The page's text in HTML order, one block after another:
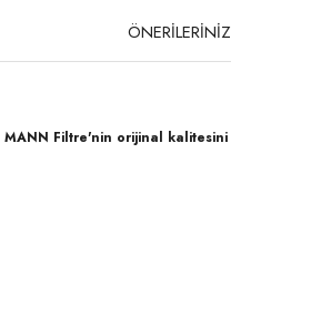
ÖNERİLERİNİZ
MANN Filtre'nin orijinal kalitesini